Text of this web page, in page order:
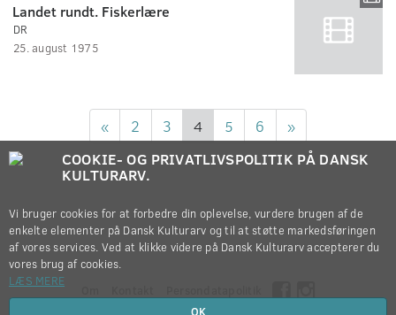
Landet rundt. Fiskerlære
DR
25. august 1975
« 2 3 4 5 6 »
COOKIE- OG PRIVATLIVSPOLITIK PÅ DANSK
KULTURARV.
Vi bruger cookies for at forbedre din oplevelse, vurdere brugen af de
enkelte elementer på Dansk Kulturarv og til at støtte markedsføringen
af vores services. Ved at klikke videre på Dansk Kulturarv accepterer du
vores brug af cookies.
LÆS MERE
OK